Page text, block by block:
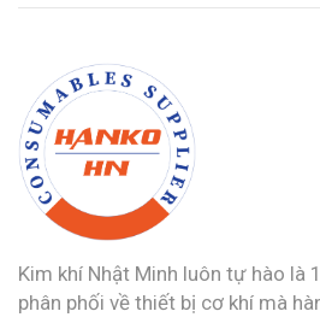
Kim khí Nhật Minh luôn tự hào là
phân phối về thiết bị cơ khí mà